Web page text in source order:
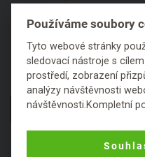
PŘÍRODNÍ KRÉMOVÝ
KRYCÍ KOREKTOR 03
CREAM CONCEALER
03 IHAIA
NUI Cosmetics
HLÍDAT DOSTUPNOST
Používáme soubory
Tyto webové stránky
sledovací nástroje s
prostředí, zobrazení
analýzy návštěvnosti
návštěvnosti.Kompletní